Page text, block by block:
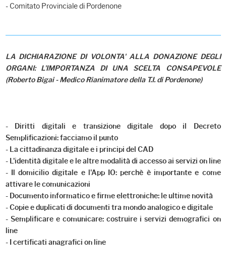
- Comitato Provinciale di Pordenone
LA DICHIARAZIONE DI VOLONTA' ALLA DONAZIONE DEGLI
ORGANI: L'IMPORTANZA DI UNA SCELTA CONSAPEVOLE
(Roberto Bigai - Medico Rianimatore della T.I. di Pordenone)
- Diritti digitali e transizione digitale dopo il Decreto
Semplificazioni: facciamo il punto
- La cittadinanza digitale e i principi del CAD
- L'identità digitale e le altre modalità di accesso ai servizi on line
- Il domicilio digitale e l'App IO: perchè è importante e come
attivare le comunicazioni
- Documento informatico e firme elettroniche: le ultime novità
- Copie e duplicati di documenti tra mondo analogico e digitale
- Semplificare e comunicare: costruire i servizi demografici on
line
- I certificati anagrafici on line